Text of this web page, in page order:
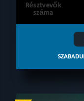
Résztvevők
száma